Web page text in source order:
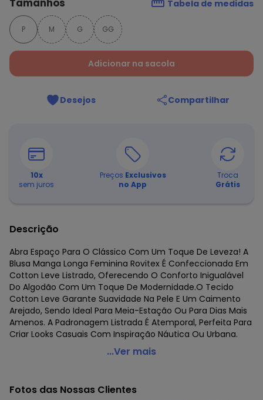
Tamanhos Tabela de medidas
P M G GG
Adicionar na sacola
Desejos Compartilhar
10x
sem juros
Preços Exclusivos
no App
Troca
Grátis
Descrição
Abra Espaço Para O Clássico Com Um Toque De Leveza! A
Blusa Manga Longa Feminina Rovitex É Confeccionada Em
Cotton Leve Listrado, Oferecendo O Conforto Inigualável
Do Algodão Com Um Toque De Modernidade.O Tecido
Cotton Leve Garante Suavidade Na Pele E Um Caimento
Arejado, Sendo Ideal Para Meia-Estação Ou Para Dias Mais
Amenos. A Padronagem Listrada É Atemporal, Perfeita Para
Criar Looks Casuais Com Inspiração Náutica Ou Urbana.
Rovitex - Blusa Manga Longa Listrada Básica Marrom
Fornecedor: ROVITEX IND E COM DE MALHAS LTDA / CNPJ
79.233.672/0010-98
...Ver mais
Fotos das Nossas Clientes